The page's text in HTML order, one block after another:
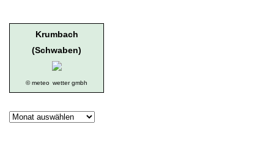
Krumbach
(Schwaben)
© meteo wetter gmbh
Geschichte